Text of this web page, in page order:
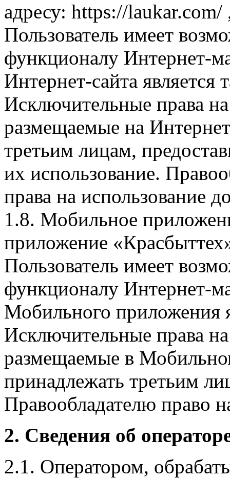
адресу: https://laukar.com/
Пользователь имеет
функционалу Интернет-
Интернет-сайта
Исключительные права
размещаемые на
третьим лицам,
их использование.
права на использование
1.8. Мобильное
приложение
Пользователь имеет
функционалу Интернет-
Мобильного приложения
Исключительные права
размещаемые в
принадлежать третьим
Правообладателю право
2. Сведения об
2.1. Оператором,